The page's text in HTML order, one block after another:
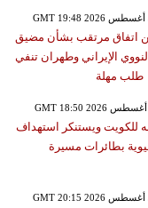
اتفاق مرتقب بشأن مضيق
الإيراني وطهران تنفي
طلب مهلة
للكويت ويستنكر استهداف
بطائرات مسيرة